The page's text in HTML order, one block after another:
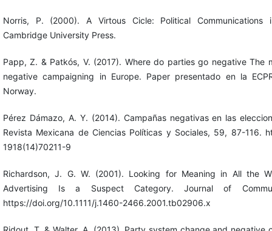
Norris, P. (2000). A Virtous Cicle: Political Communications
Cambridge University Press.
Papp, Z. & Patkós, V. (2017). Where do parties go negative The
negative campaigning in Europe. Paper presentado en la
Norway.
Pérez Dámazo, A. Y. (2014). Campañas negativas en las
Revista Mexicana de Ciencias Políticas y Sociales, 59, 87-116.
1918(14)70211-9
Richardson, J. G. W. (2001). Looking for Meaning in All the
Advertising Is a Suspect Category. Journal of
https://doi.org/10.1111/j.1460-2466.2001.tb02906.x